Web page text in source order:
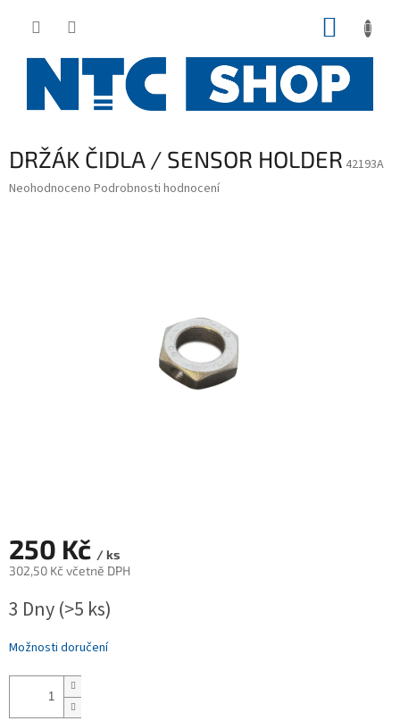
DRŽÁK ČIDLA / SENSOR HOLDER 42193A
Průměrné
Neohodnoceno Podrobnosti hodnocení
250 Kč / ks
302,50 Kč včetně DPH
cena:
3 Dny(>5 ks)
Možnosti doručení